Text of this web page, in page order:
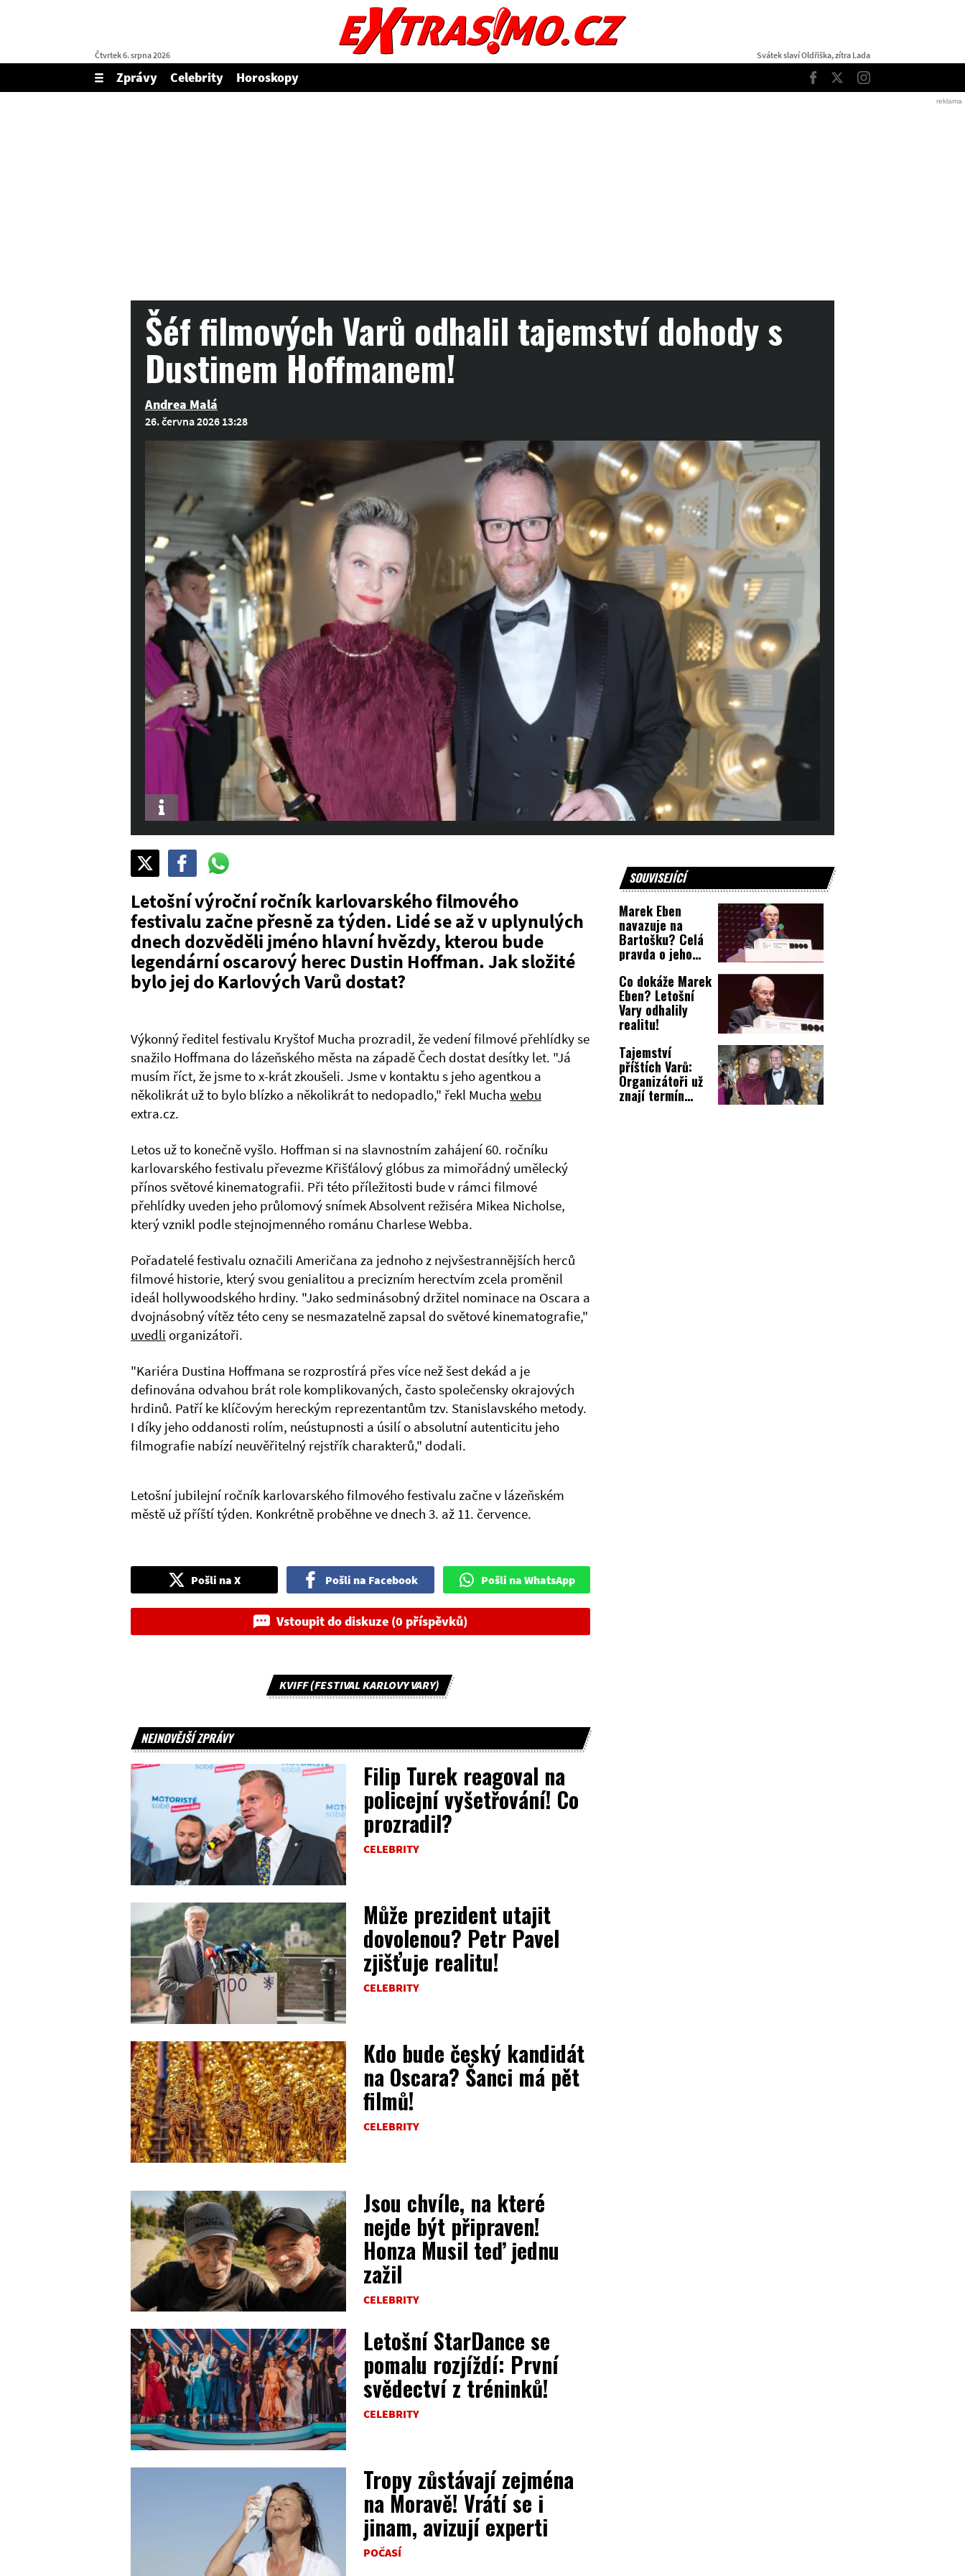
Čtvrtek 6. srpna 2026 Svátek slaví Oldřiška, zítra Lada
Zobrazit/skrýt
menu
Zprávy Celebrity
Horoskopy
Facebook
TwitterInstagram
Šéf filmových Varů odhalil tajemství dohody s
Dustinem Hoffmanem!
Andrea Malá
26. června 2026 13:28
Info
Pošli
na
X
Pošli
na
FacebookWhatsAppu
Letošní výroční ročník karlovarského filmového
festivalu začne přesně za týden. Lidé se až v uplynulých
dnech dozvěděli jméno hlavní hvězdy, kterou bude
legendární oscarový herec Dustin Hoffman. Jak složité
bylo jej do Karlových Varů dostat?
Výkonný ředitel festivalu Kryštof Mucha prozradil, že vedení filmové přehlídky se
snažilo Hoffmana do lázeňského města na západě Čech dostat desítky let. "Já
musím říct, že jsme to x-krát zkoušeli. Jsme v kontaktu s jeho agentkou a
několikrát už to bylo blízko a několikrát to nedopadlo," řekl Mucha webu
extra.cz.
Letos už to konečně vyšlo. Hoffman si na slavnostním zahájení 60. ročníku
karlovarského festivalu převezme Křišťálový glóbus za mimořádný umělecký
přínos světové kinematografii. Při této příležitosti bude v rámci filmové
přehlídky uveden jeho průlomový snímek Absolvent režiséra Mikea Nicholse,
který vznikl podle stejnojmenného románu Charlese Webba.
Pořadatelé festivalu označili Američana za jednoho z nejvšestrannějších herců
filmové historie, který svou genialitou a precizním herectvím zcela proměnil
ideál hollywoodského hrdiny. "Jako sedminásobný držitel nominace na Oscara a
dvojnásobný vítěz této ceny se nesmazatelně zapsal do světové kinematografie,"
uvedli organizátoři.
"Kariéra Dustina Hoffmana se rozprostírá přes více než šest dekád a je
definována odvahou brát role komplikovaných, často společensky okrajových
hrdinů. Patří ke klíčovým hereckým reprezentantům tzv. Stanislavského metody.
I díky jeho oddanosti rolím, neústupnosti a úsilí o absolutní autenticitu jeho
filmografie nabízí neuvěřitelný rejstřík charakterů," dodali.
Letošní jubilejní ročník karlovarského filmového festivalu začne v lázeňském
městě už příští týden. Konkrétně proběhne ve dnech 3. až 11. července.
Pošli na X Pošli na Facebook Pošli na WhatsApp
Vstoupit do diskuze (0 příspěvků)
KVIFF (FESTIVAL KARLOVY VARY)
NEJNOVĚJŠÍ ZPRÁVY
Filip Turek reagoval na
policejní vyšetřování! Co
prozradil?
CELEBRITY
Může prezident utajit
dovolenou? Petr Pavel
zjišťuje realitu!
CELEBRITY
Kdo bude český kandidát
na Oscara? Šanci má pět
filmů!
CELEBRITY
Jsou chvíle, na které
nejde být připraven!
Honza Musil teď jednu
zažil
CELEBRITY
Letošní StarDance se
pomalu rozjíždí: První
svědectví z tréninků!
CELEBRITY
Tropy zůstávají zejména
na Moravě! Vrátí se i
jinam, avizují experti
POČASÍ
SOUVISEJÍCÍ
Marek Eben
navazuje na
Bartošku? Celá
pravda o jeho
Co dokáže Marek
Eben? Letošní
Vary odhalily
realitu!
Tajemství
příštích Varů:
Organizátoři už
znají termín